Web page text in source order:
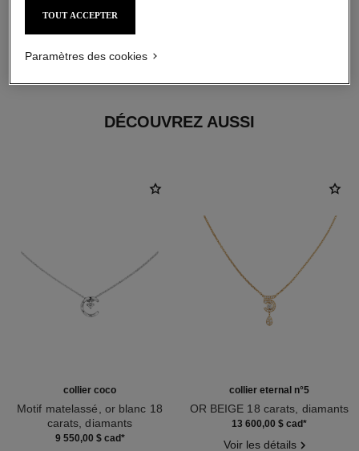
matériau
Or blanc 18 carats
DÉCOUVREZ AUSSI
collier coco
Motif matelassé, or blanc 18
carats, diamants
Réf. J121049 550,00 $ cad*
collier eternal n°5
OR BEIGE 18 carats, diamants
Réf. J1219313 600,00 $ cad*
Voir les détails
TOUT ACCEPTER
Paramètres des cookies